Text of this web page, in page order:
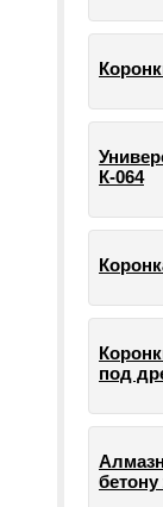
К-064
под